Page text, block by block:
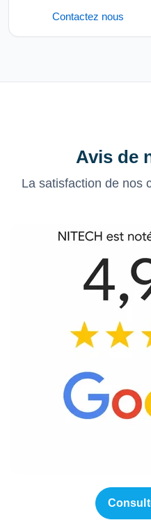
Contactez nous
Avis de
La satisfaction de nos